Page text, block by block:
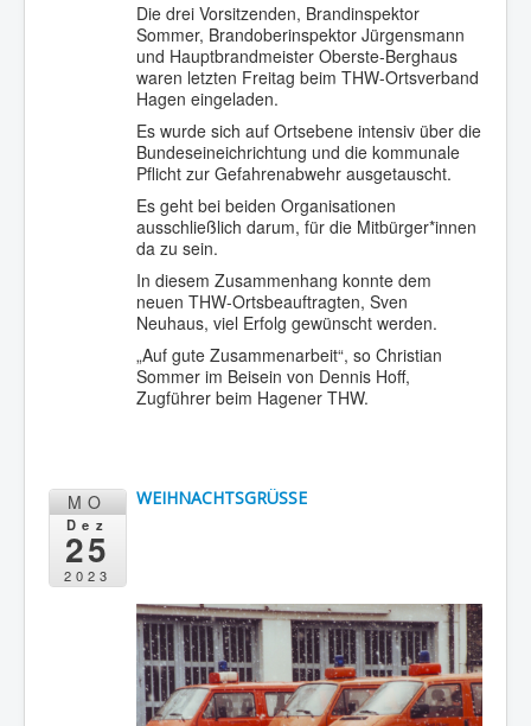
Die drei Vorsitzenden, Brandinspektor
Sommer, Brandoberinspektor Jürgensmann
und Hauptbrandmeister Oberste-Berghaus
waren letzten Freitag beim THW-Ortsverband
Hagen eingeladen.
Es wurde sich auf Ortsebene intensiv über die
Bundeseineichrichtung und die kommunale
Pflicht zur Gefahrenabwehr ausgetauscht.
Es geht bei beiden Organisationen
ausschließlich darum, für die Mitbürger*innen
da zu sein.
In diesem Zusammenhang konnte dem
neuen THW-Ortsbeauftragten, Sven
Neuhaus, viel Erfolg gewünscht werden.
„Auf gute Zusammenarbeit“, so Christian
Sommer im Beisein von Dennis Hoff,
Zugführer beim Hagener THW.
MO
Dez
25
2023
WEIHNACHTSGRÜSSE